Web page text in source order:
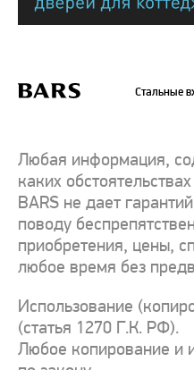
Стальные
Любая информация,
каких
BARS не дает
поводу
приобретения, цены,
любое время без
Использование
(статья 1270 Г.К. РФ).
Любое копирование и